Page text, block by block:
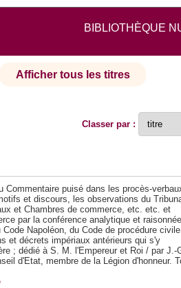
BIBLIOTHÈQUE
Afficher tous les titres
Classer par :
Commentaire puisé dans les procès-
et discours, les observations du
et Chambres de commerce, etc. etc. et
par la conférence analytique et
Napoléon, du Code de procédure
et décrets impériaux antérieurs qui s'y
; dédié à S. M. l'Empereur et Roi / par J.-
d'Etat, membre de la Légion d'honneur.